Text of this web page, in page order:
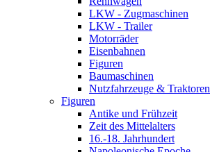
LKW - Zugmaschinen
LKW - Trailer
Motorräder
Eisenbahnen
Figuren
Baumaschinen
Nutzfahrzeuge & Traktoren
Figuren
Antike und Frühzeit
Zeit des Mittelalters
16.-18. Jahrhundert